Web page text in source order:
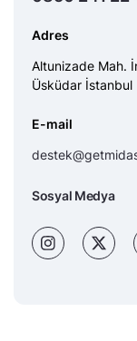
Adres
Altunizade Mah.
Üsküdar İstanbul
E-mail
Sosyal Medya